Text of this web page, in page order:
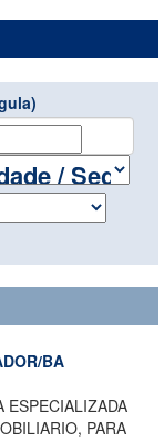
BA
ESPECIALIZADA
PARA